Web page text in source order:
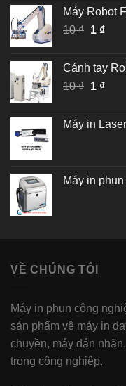
5 sao
là:
10 ₫.
tại
là:
Máy Robot
10₫ Giá
10 ₫.
1 ₫Giá
là:
1 ₫.
Cánh tay
10₫ Giá
10 ₫.
1 ₫Giá
là:
Máy in
Máy in
VỀ CHÚNG TÔI
Máy in phun công
sản phẩm về máy in
chuyền, máy dán
trong công nghiệp.